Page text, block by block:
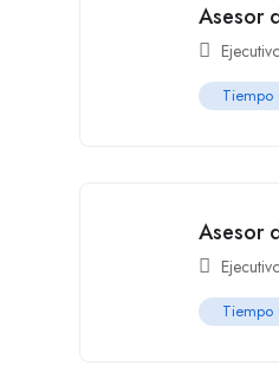
Asesor
Tiempo
Asesor
Tiempo